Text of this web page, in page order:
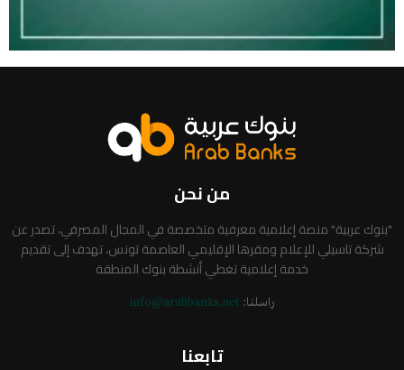
من نحن
"بنوك عربية" منصة إعلامية معرفية متخصصة في المجال المصرفي، تصدر عن
شركة تاسيلي للإعلام ومقرها الإقليمي العاصمة تونس، تهدف إلى تقديم
خدمة إعلامية تغطي أنشطة بنوك المنطقة
راسلنا: info@arabbanks.net
تابعنا